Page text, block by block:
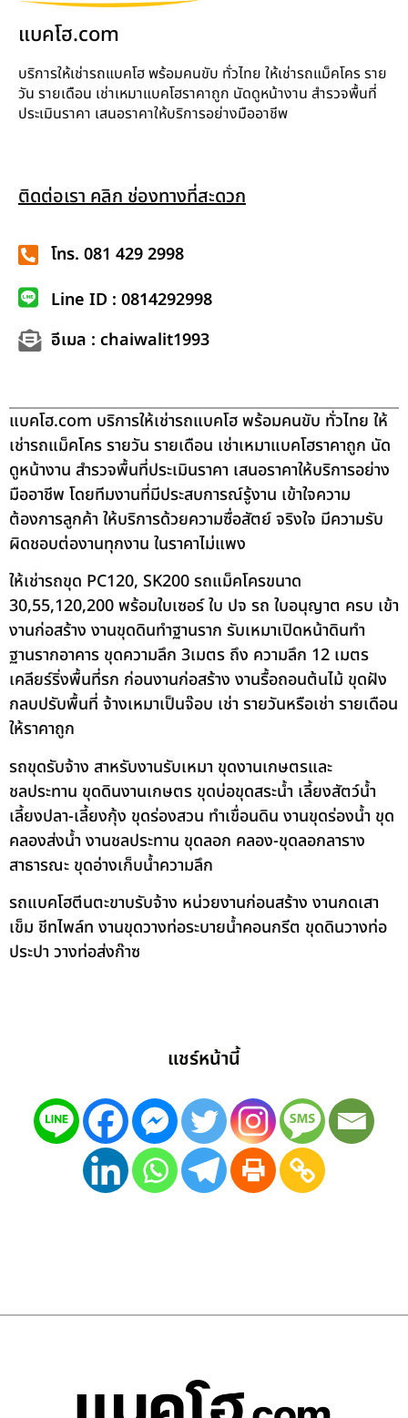
แบคโฮ.com
บริการให้เช่ารถแบคโฮ พร้อมคนขับ ทั่วไทย ให้เช่ารถแม็คโคร ราย
วัน รายเดือน เช่าเหมาแบคโฮราคาถูก นัดดูหน้างาน สำรวจพื้นที่
ประเมินราคา เสนอราคาให้บริการอย่างมืออาชีพ
ติดต่อเรา คลิก ช่องทางที่สะดวก
โทร. 081 429 2998
Line ID : 0814292998
อีเมล : chaiwalit1993
แบคโฮ.com บริการให้เช่ารถแบคโฮ พร้อมคนขับ ทั่วไทย ให้
เช่ารถแม็คโคร รายวัน รายเดือน เช่าเหมาแบคโฮราคาถูก นัด
ดูหน้างาน สำรวจพื้นที่ประเมินราคา เสนอราคาให้บริการอย่าง
มืออาชีพ โดยทีมงานที่มีประสบการณ์รู้งาน เข้าใจความ
ต้องการลูกค้า ให้บริการด้วยความซื่อสัตย์ จริงใจ มีความรับ
ผิดชอบต่องานทุกงาน ในราคาไม่แพง
ให้เช่ารถขุด PC120, SK200 รถแม็คโครขนาด
30,55,120,200 พร้อมใบเซอร์ ใบ ปจ รถ ใบอนุญาต ครบ เข้า
งานก่อสร้าง งานขุดดินทำฐานราก รับเหมาเปิดหน้าดินทำ
ฐานรากอาคาร ขุดความลึก 3เมตร ถึง ความลึก 12 เมตร
เคลียร์ริ่งพื้นที่รก ก่อนงานก่อสร้าง งานรื้อถอนต้นไม้ ขุดฝัง
กลบปรับพื้นที่ จ้างเหมาเป็นจ๊อบ เช่า รายวันหรือเช่า รายเดือน
ให้ราคาถูก
รถขุดรับจ้าง สาหรับงานรับเหมา ขุดงานเกษตรและ
ชลประทาน ขุดดินงานเกษตร ขุดบ่อขุดสระน้ำ เลี้ยงสัตว์น้ำ
เลี้ยงปลา-เลี้ยงกุ้ง ขุดร่องสวน ทำเขื่อนดิน งานขุดร่องน้ำ ขุด
คลองส่งน้ำ งานชลประทาน ขุดลอก คลอง-ขุดลอกลาราง
สาธารณะ ขุดอ่างเก็บน้ำความลึก
รถแบคโฮตีนตะขาบรับจ้าง หน่วยงานก่อนสร้าง งานกดเสา
เข็ม ชีทไพล์ท งานขุดวางท่อระบายน้ำคอนกรีต ขุดดินวางท่อ
ประปา วางท่อส่งก๊าซ
แชร์หน้านี้